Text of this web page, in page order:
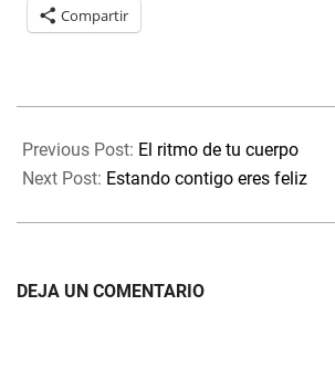
Compartir
06-
30
Previous Post: El ritmo de tu cuerpo
Next Post: Estando contigo eres feliz
DEJA UN COMENTARIO